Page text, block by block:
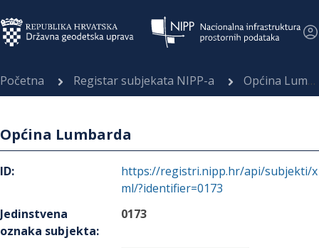
Početna Registar subjekata NIPP-a Općina Lumbarda
Općina Lumbarda
ID:
https://registri.nipp.hr/api/subjekti/x
ml/?identifier=0173
Jedinstvena
oznaka subjekta:
0173